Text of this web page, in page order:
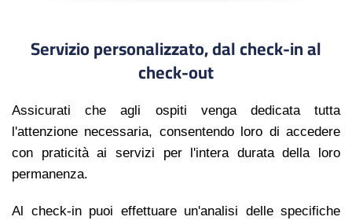
Servizio personalizzato, dal check-in al
check-out
Assicurati che agli ospiti venga dedicata tutta
l'attenzione necessaria, consentendo loro di accedere
con praticità ai servizi per
l'interadurata della loro
permanenza.
Al check-in puoi effettuare un'analisi delle specifiche